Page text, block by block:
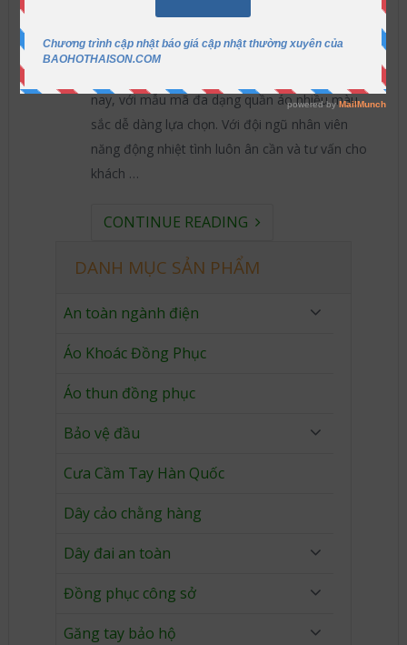
giá lại rẻ?
Công ty bảo hộ Thái Sơn luôn tự hào là nhà cung
nay, với mẫu mã đa dạng quần áo nhiều màu
sắc dễ dàng lựa chọn. Với đội ngũ nhân viên
năng động nhiệt tình luôn ân cần và tư vấn cho
khách …
CONTINUE READING
DANH MỤC SẢN PHẨM
An toàn ngành điện
Áo Khoác Đồng Phục
Áo thun đồng phục
Bảo vệ đầu
Cưa Cầm Tay Hàn Quốc
Dây cảo chằng hàng
Dây đai an toàn
Đồng phục công sở
Găng tay bảo hộ